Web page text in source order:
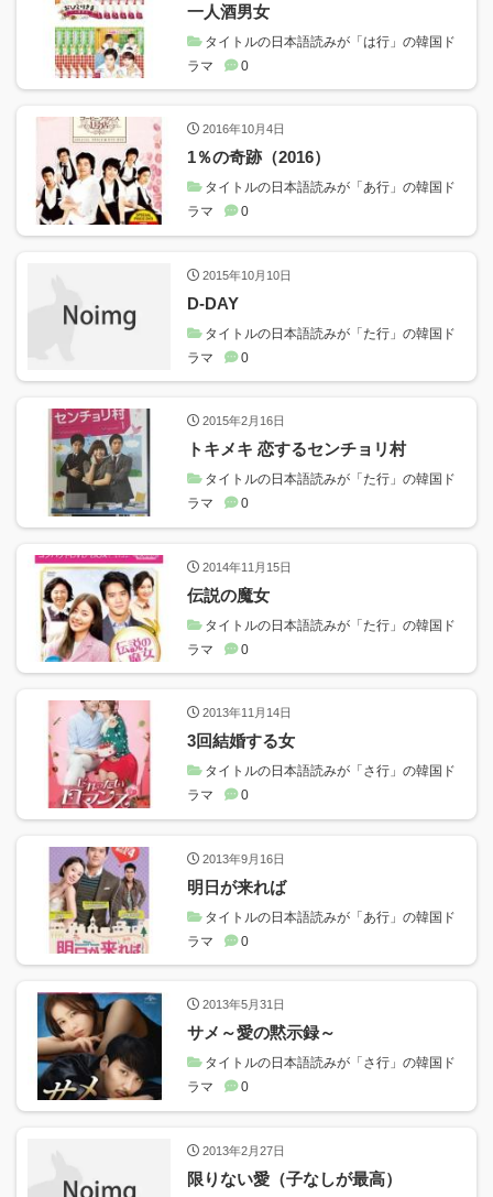
一人酒男女
タイトルの日本語読みが「は行」の韓国ド
ラマ
0
2016年10月4日
1％の奇跡（2016）
タイトルの日本語読みが「あ行」の韓国ド
ラマ
0
2015年10月10日
D-DAY
タイトルの日本語読みが「た行」の韓国ド
ラマ
0
2015年2月16日
トキメキ 恋するセンチョリ村
タイトルの日本語読みが「た行」の韓国ド
ラマ
0
2014年11月15日
伝説の魔女
タイトルの日本語読みが「た行」の韓国ド
ラマ
0
2013年11月14日
3回結婚する女
タイトルの日本語読みが「さ行」の韓国ド
ラマ
0
2013年9月16日
明日が来れば
タイトルの日本語読みが「あ行」の韓国ド
ラマ
0
2013年5月31日
サメ～愛の黙示録～
タイトルの日本語読みが「さ行」の韓国ド
ラマ
0
2013年2月27日
限りない愛（子なしが最高）